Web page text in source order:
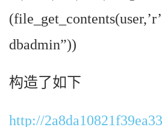
(file_get_contents(
dbadmin”))
构造了如下
http://